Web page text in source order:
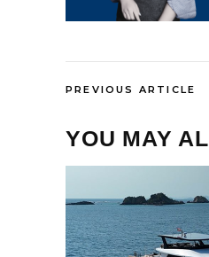
PREVIOUS ARTICLE
YOU MAY